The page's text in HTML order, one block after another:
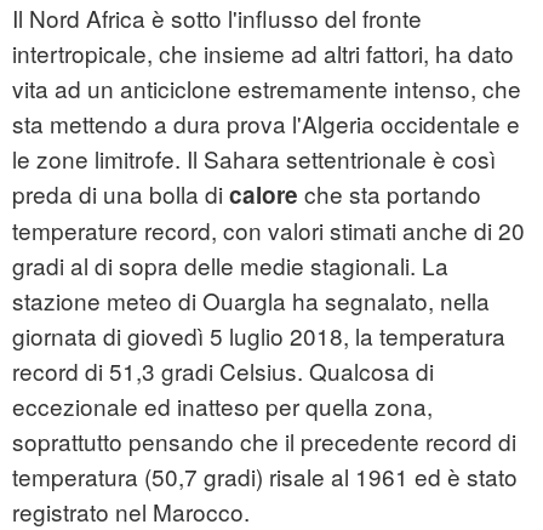
Il Nord Africa è sotto l'influsso del fronte
intertropicale, che insieme ad altri fattori, ha dato
vita ad un anticiclone estremamente intenso, che
sta mettendo a dura prova l'Algeria occidentale e
le zone limitrofe. Il Sahara settentrionale è così
preda di una bolla di calore che sta portando
temperature record, con valori stimati anche di 20
gradi al di sopra delle medie stagionali. La
stazione meteo di Ouargla ha segnalato, nella
giornata di giovedì 5 luglio 2018, la temperatura
record di 51,3 gradi Celsius. Qualcosa di
eccezionale ed inatteso per quella zona,
soprattutto pensando che il precedente record di
temperatura (50,7 gradi) risale al 1961 ed è stato
registrato nel Marocco.